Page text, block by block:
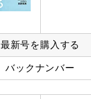
最新号を購入する
バックナンバー